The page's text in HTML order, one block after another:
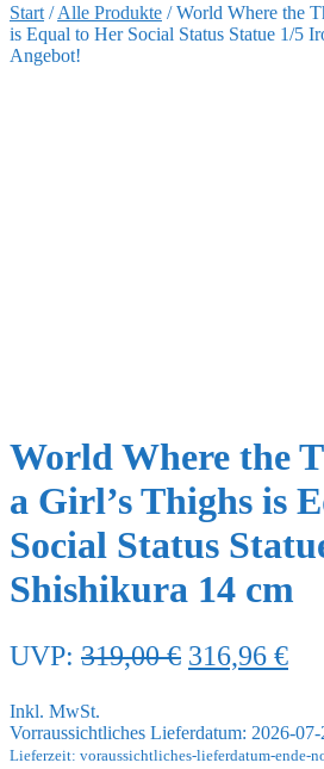
Start /Alle Produkte /World Where the
is Equal to Her Social Status Statue 1/5
Angebot!
World Where the
a Girl’s Thighs is
Social Status
Shishikura 14 cm
UVP: 319,00€
war:
319,00 €
316,96 €
ist:
Inkl. MwSt.
Vorraussichtliches Lieferdatum: 2026-07-
Lieferzeit: voraussichtliches-lieferdatum-ende-